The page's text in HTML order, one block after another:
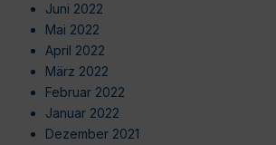
Juni 2022
Mai 2022
April 2022
März 2022
Februar 2022
Januar 2022
Dezember 2021